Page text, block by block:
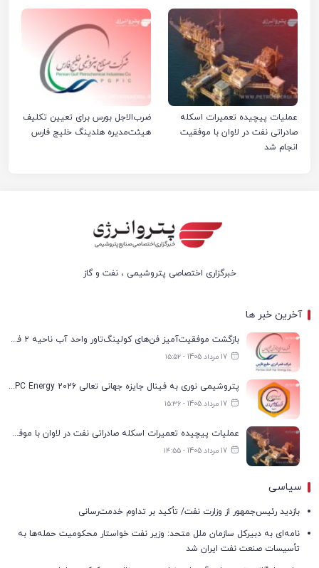
عملیات پیچیده تعمیرات اسکله
صادراتی نفت در لاوان با موفقیت
انجام شد
ضرب‌الاجل بورس برای تعیین تکلیف
هیئت‌مدیره هلدینگ خلیج فارس
خبرگزاری اختصاصی پتروشیمی ، نفت و گاز
آخرین خبر ها
بازگشت موفقیت‌آمیز فن‌های کولینگ‌تاور واحد آب ناحیه ۲ فجر انرژی به مدار تولید
17 مرداد 1405 - ۱۵:۵۲
پتروشیمی نوری به فینال جایزه جهانی تعالی WPC Energy 2026 رسید
17 مرداد 1405 - ۱۵:۳۶
عملیات پیچیده تعمیرات اسکله صادراتی نفت در لاوان با موفقیت انجام شد
17 مرداد 1405 - ۱۴:۵۵
سیاسی
بازدید رئیس‌جمهور از وزارت نفت/ تأکید بر تداوم خدمت‌رسانی
نامه‌ای به دبیرکل سازمان ملل متحد: وزیر نفت خواستار محکومیت حمله‌ها به
تأسیسات صنعت نفت ایران شد